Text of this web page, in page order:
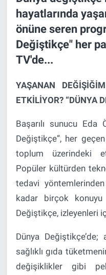
hayatlarında
önüne seren
Değiştikçe" her
TV'de...
YAŞANAN
ETKİLİYOR? “DÜNYA
Başarılı sunucu Eda
Değiştikçe”, her
toplum üzerindeki
Popüler kültürden
tedavi
kadar birçok konuyu
Değiştikçe, izleyenleri
Dünya Değiştikçe’de;
sağlıklı gıda
değişiklikler gibi